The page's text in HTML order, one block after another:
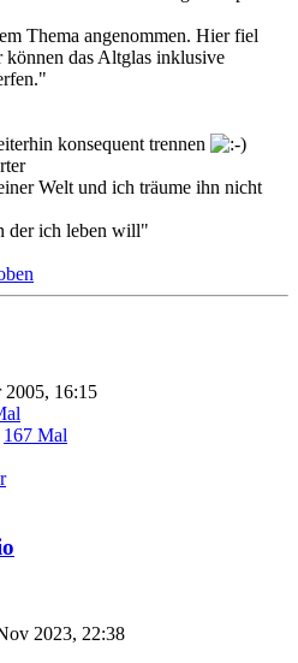
Thema angenommen. Hier fiel
können das Altglas inklusive
konsequent trennen
Welt und ich träume ihn nicht
der ich leben will"
16:15
167 Mal
2023, 22:38